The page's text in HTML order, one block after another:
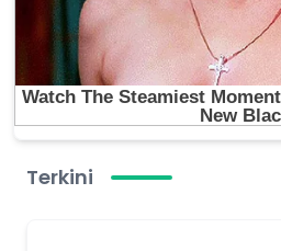
Terkini